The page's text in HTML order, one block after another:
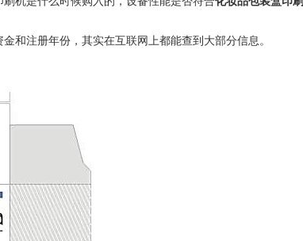
和注册年份，其实在互联网上都能查到大部分信息。